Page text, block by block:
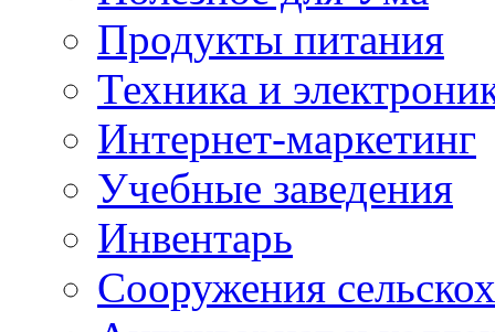
Продукты питания
Техника и
Интернет-маркетинг
Учебные заведения
Инвентарь
Cооружения